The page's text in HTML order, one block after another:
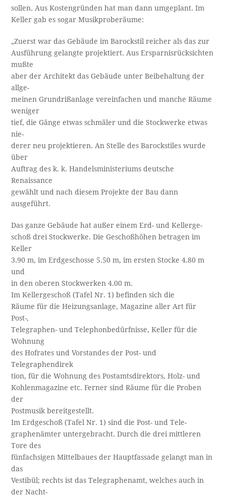
sollen. Aus Kostengründen hat man dann umgeplant. Im
Keller gab es sogar Musikproberäume:
„Zuerst war das Gebäude im Barockstil reicher als das zur
Ausführung gelangte projektiert. Aus Ersparnisrücksichten
mußte
aber der Architekt das Gebäude unter Beibehaltung der
allge­-
meinen Grundrißanlage vereinfachen und manche Räume
weniger
tief, die Gänge etwas schmäler und die Stockwerke etwas
nie­-
derer neu projektieren. An Stelle des Barockstiles wurde
über
Auftrag des k. k. Handelsministeriums deutsche
Renaissance
gewählt und nach diesem Projekte der Bau dann
ausgeführt.
Das ganze Gebäude hat außer einem Erd- und Kellerge­-
schoß drei Stockwerke. Die Geschoßhöhen betragen im
Keller
3.90 m, im Erdgeschosse 5.50 m, im ersten Stocke 4.80 m
und
in den oberen Stockwerken 4.00 m.
Im Kellergeschoß (Tafel Nr. 1) befinden sich die
Räume für die Heizungsanlage, Magazine aller Art für
Post-,
Telegraphen- und Telephonbedürfnisse, Keller für die
Wohnung
des Hofrates und Vorstandes der Post- und
Telegraphendirek­
tion, für die Wohnung des Postamtsdirektors, Holz- und
Kohlenmagazine etc. Ferner sind Räume für die Proben
der
Postmusik bereitgestellt.
Im Erdgeschoß (Tafel Nr. 1) sind die Post- und Tele­-
graphenämter untergebracht. Durch die drei mittleren
Tore des
fünfachsigen Mittelbaues der Hauptfassade gelangt man in
das
Vestibül; rechts ist das Telegraphenamt, welches auch in
der Nacht­-